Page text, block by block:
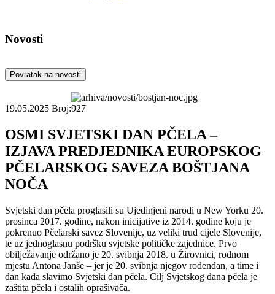
Novosti
Povratak na novosti
19.05.2025 Broj:927
OSMI SVJETSKI DAN PČELA –
IZJAVA PREDJEDNIKA EUROPSKOG
PČELARSKOG SAVEZA BOŠTJANA
NOČA
Svjetski dan pčela proglasili su Ujedinjeni narodi u New Yorku 20.
prosinca 2017. godine, nakon inicijative iz 2014. godine koju je
pokrenuo Pčelarski savez Slovenije, uz veliki trud cijele Slovenije,
te uz jednoglasnu podršku svjetske političke zajednice. Prvo
obilježavanje održano je 20. svibnja 2018. u Žirovnici, rodnom
mjestu Antona Janše – jer je 20. svibnja njegov rođendan, a time i
dan kada slavimo Svjetski dan pčela. Cilj Svjetskog dana pčela je
zaštita pčela i ostalih oprašivača.